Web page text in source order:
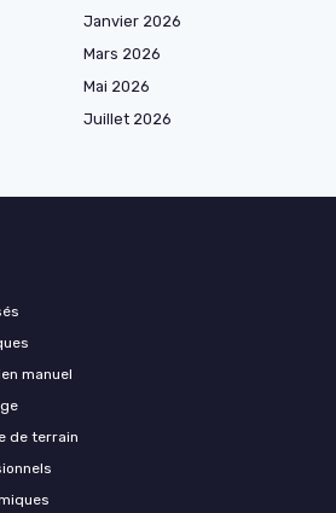
Janvier 2026
Mars 2026
Mai 2026
Juillet 2026
manuel
de terrain